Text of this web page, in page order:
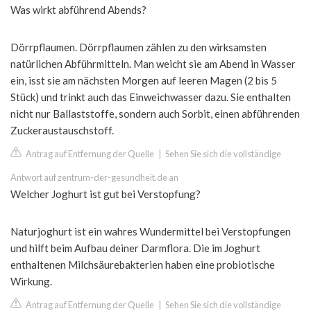
Was wirkt abführend Abends?
Dörrpflaumen. Dörrpflaumen zählen zu den wirksamsten
natürlichen Abführmitteln. Man weicht sie am Abend in Wasser
ein, isst sie am nächsten Morgen auf leeren Magen (2 bis 5
Stück) und trinkt auch das Einweichwasser dazu. Sie enthalten
nicht nur Ballaststoffe, sondern auch Sorbit, einen abführenden
Zuckeraustauschstoff.
Antrag auf Entfernung der Quelle Sehen Sie sich die vollständige
Antwort auf zentrum-der-gesundheit.de an
Welcher Joghurt ist gut bei Verstopfung?
Naturjoghurt ist ein wahres Wundermittel bei Verstopfungen
und hilft beim Aufbau deiner Darmflora. Die im Joghurt
enthaltenen Milchsäurebakterien haben eine probiotische
Wirkung.
Antrag auf Entfernung der Quelle Sehen Sie sich die vollständige